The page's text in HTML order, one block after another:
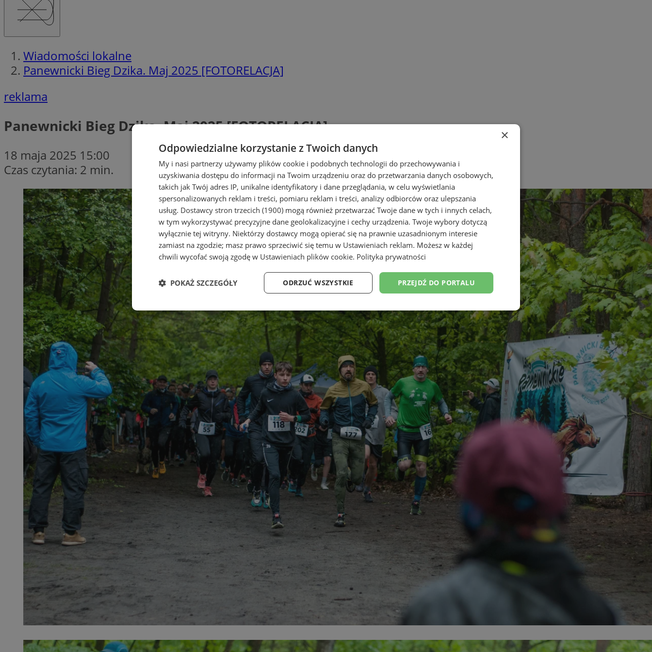
Wiadomości lokalne
Panewnicki Bieg Dzika. Maj 2025 [FOTORELACJA]
reklama
Panewnicki Bieg Dzika. Maj 2025 [FOTORELACJA]
18 maja 2025 15:00
Czas czytania: 2 min.
×
Odpowiedzialne korzystanie z Twoich danych
My i nasi partnerzy używamy plików cookie i podobnych technologii do przechowywania i
uzyskiwania dostępu do informacji na Twoim urządzeniu oraz do przetwarzania danych osobowych,
takich jak Twój adres IP, unikalne identyfikatory i dane przeglądania, w celu wyświetlania
spersonalizowanych reklam i treści, pomiaru reklam i treści, analizy odbiorców oraz ulepszania
usług. Dostawcy stron trzecich (1900) mogą również przetwarzać Twoje dane w tych i innych celach,
w tym wykorzystywać precyzyjne dane geolokalizacyjne i cechy urządzenia. Twoje wybory dotyczą
wyłącznie tej witryny. Niektórzy dostawcy mogą opierać się na prawnie uzasadnionym interesie
zamiast na zgodzie; masz prawo sprzeciwić się temu w Ustawieniach reklam. Możesz w każdej
chwili wycofać swoją zgodę w Ustawieniach plików cookie. Polityka prywatności
PRZEJDŹ DO PORTALU
ODRZUĆ WSZYSTKIE
POKAŻ SZCZEGÓŁY
Niezbędne Wydajność Targetowanie Funkcjonalność Niesklasyfikowane
Niezbędne Wydajność Targetowanie Funkcjonalność Niesklasyfikowane
Niezbędne pliki cookie umożliwiają korzystanie z podstawowych funkcji strony internetowej, takich jak logowanie użytkownika i
zarządzanie kontem. Bez niezbędnych plików cookie nie można prawidłowo korzystać ze strony internetowej.
Nazwa
Provider/
Domena
Okres
przechowywania
Opis
mojekatowice.pl
Ten plik cookie przechowuje identyfikator sesji.
QeSessID
mojekatowice.pl 1 rok
Ten plik cookie przechowuje identyfikator sesji.
mojekatowice.pl 1 rok
Ten plik cookie przechowuje identyfikator sesji.
Cloudflare Inc.
.temu.com
29 minut 56
Ten plik cookie służy do rozróżniania ludzi i botów.
Jest to korzystne dla strony internetowej, ponieważ
umożliwia tworzenie ważnych raportów na temat
korzystania z jej witryny internetowej.
YouTube
.youtube.com
tygodnie
Ten plik cookie przechowuje informacje o zgodzie
użytkownika oraz jego preferencjach dotyczących
prywatności podczas korzystania z witryny. Rejestruje
wybory dotyczące polityki prywatności i ustawień
zgody, zapewniając ich przestrzeganie w kolejnych
wizytach. Dzięki temu użytkownik nie musi ponownie
konfigurować swoich preferencji, co zwiększa wygodę
i zgodność z regulacjami ochrony danych.
Cloudflare Inc.
29 minut 53
sekundy
Ten plik cookie służy do rozróżniania ludzi i botów.
Jest to korzystne dla strony internetowej, ponieważ
umożliwia tworzenie ważnych raportów na temat
korzystania z jej witryny internetowej.
CookieScriptConsent
CookieScript
4 tygodnie 2 dni
Ten plik cookie jest używany przez usługę Cookie-
działał poprawnie.
Google Privacy Policy